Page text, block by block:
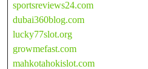
sportsreviews24.com
dubai360blog.com
lucky77slot.org
growmefast.com
mahkotahokislot.com